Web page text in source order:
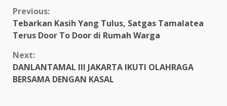
Continue
Reading
Previous:
Tebarkan Kasih Yang Tulus, Satgas Tamalatea
Terus Door To Door di Rumah Warga
Next:
DANLANTAMAL III JAKARTA IKUTI OLAHRAGA
BERSAMA DENGAN KASAL